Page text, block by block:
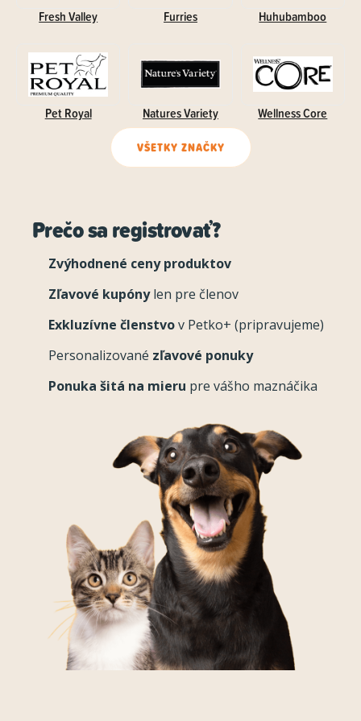
Fresh Valley Furries Huhubamboo
Pet Royal Natures Variety Wellness Core
VŠETKY ZNAČKY
Prečo sa registrovať?
Zvýhodnené ceny produktov
Zľavové kupónylen pre členov
Exkluzívne členstvov Petko+ (pripravujeme)
Personalizované zľavové ponuky
Ponuka šitá na mieru pre vášho maznáčika